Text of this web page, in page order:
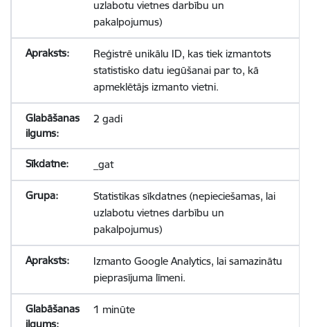
uzlabotu vietnes darbību un
pakalpojumus)
Reģistrē unikālu ID, kas tiek izmantots
statistisko datu iegūšanai par to, kā
apmeklētājs izmanto vietni.
2 gadi
_gat
Statistikas sīkdatnes (nepieciešamas, lai
uzlabotu vietnes darbību un
pakalpojumus)
Izmanto Google Analytics, lai samazinātu
pieprasījuma līmeni.
1 minūte